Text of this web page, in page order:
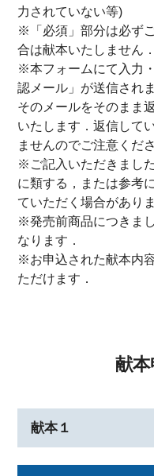
力されていない等)
※「必須」部分は必ず
合は献本いたしません．
※本フォームにて入力
認メール」が送信され
そのメールをそのまま
いたします．返信して
ませんのでご注意くだ
※ご記入いただきまし
に類する，または参考
ていただく場合があり
※発売前商品につきま
なります．
※お申込された献本内
ただけます．
献
献本１